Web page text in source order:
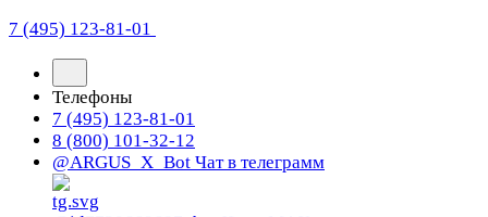
7 (495) 123-81-01
Телефоны
7 (495) 123-81-01
8 (800) 101-32-12
@ARGUS_X_Bot Чат в телеграмм